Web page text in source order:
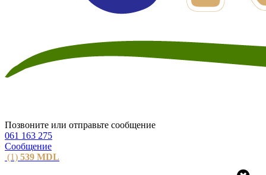
Позвоните или отправьте сообщение
061 163 275
Сообщение
(1) 539 MDL